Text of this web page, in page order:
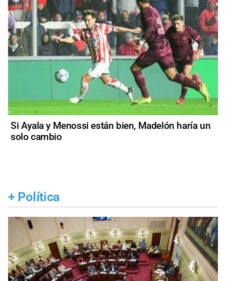
Si Ayala y Menossi están bien, Madelón haría un
solo cambio
+ Política